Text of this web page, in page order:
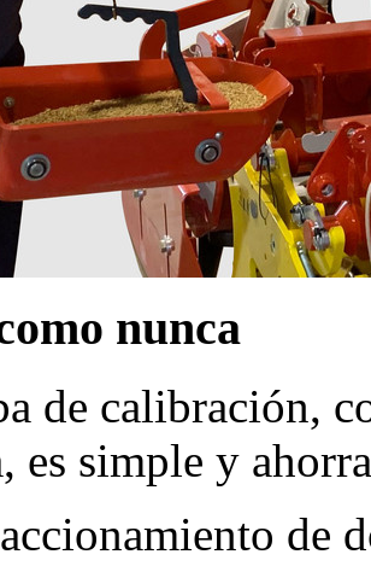
nunca
de calibración,
es simple y
de